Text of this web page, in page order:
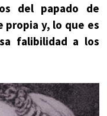
del papado de
propia y, lo que es
falibilidad a los